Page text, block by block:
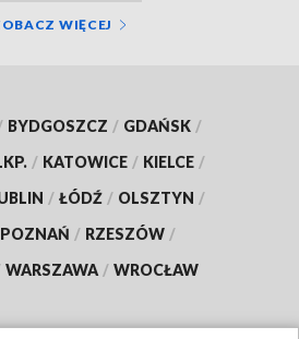
WIĘCEJ
BYDGOSZCZ / GDAŃSK /
/ KATOWICE / KIELCE /
/ ŁÓDŹ / OLSZTYN /
POZNAŃ / RZESZÓW /
WARSZAWA / WROCŁAW